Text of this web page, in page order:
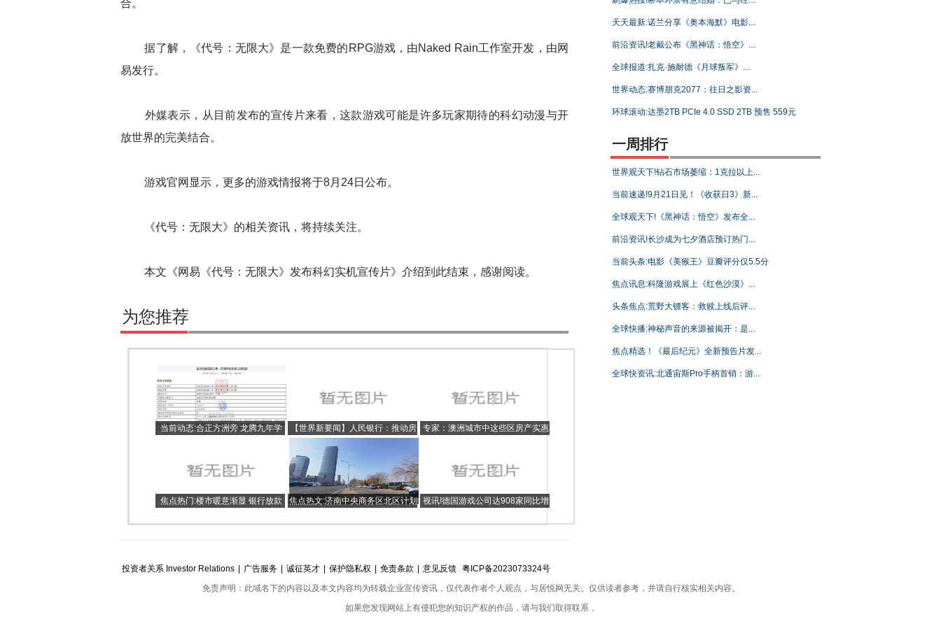
合。
据了解，《代号：无限大》是一款免费的RPG游戏，由Naked Rain工作室开发，由网
易发行。
外媒表示，从目前发布的宣传片来看，这款游戏可能是许多玩家期待的科幻动漫与开
放世界的完美结合。
游戏官网显示，更多的游戏情报将于8月24日公布。
《代号：无限大》的相关资讯，将持续关注。
本文《网易《代号：无限大》发布科幻实机宣传片》介绍到此结束，感谢阅读。
为您推荐
当前动态:合正方洲旁 龙腾九年学
【世界新要闻】人民银行：推动房
专家：澳洲城市中这些区房产实惠
焦点热门:楼市暖意渐显 银行放款
焦点热文:济南中央商务区北区计划
视讯!德国游戏公司达908家同比增
天天最新:诺兰分享《奥本海默》电影...
前沿资讯!老戴公布《黑神话：悟空》...
全球报道:扎克·施耐德《月球叛军》...
世界动态:赛博朋克2077：往日之影资...
环球滚动:达墨2TB PCIe 4.0 SSD 2TB 预售 559元
一周排行
世界观天下!钻石市场萎缩：1克拉以上...
当前速递!9月21日见！《收获日3》新...
全球观天下!《黑神话：悟空》发布全...
前沿资讯!长沙成为七夕酒店预订热门...
当前头条:电影《美猴王》豆瓣评分仅5.5分
焦点讯息:科隆游戏展上《红色沙漠》...
头条焦点:荒野大镖客：救赎上线后评...
全球快播:神秘声音的来源被揭开：是...
焦点精选！《最后纪元》全新预告片发...
全球快资讯:北通宙斯Pro手柄首销：游...
投资者关系 Investor Relations 广告服务 诚征英才 保护隐私权 免责条款 意见反馈 粤ICP备2023073324号
免责声明：此域名下的内容以及本文内容均为转载企业宣传资讯，仅代表作者个人观点，与居悦网无关。仅供读者参考，并请自行核实相关内容。
如果您发现网站上有侵犯您的知识产权的作品，请与我们取得联系，